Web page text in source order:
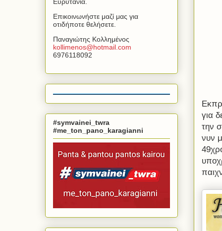
για
την
νυν
Επικοινωνήστε μαζί μας για
οτιδήποτε θελήσετε.
Παναγιώτης Κολλημένος
kollimenos@hotmail com
6976118092
#symvainei_twra
#me_ton_pano_karagianni